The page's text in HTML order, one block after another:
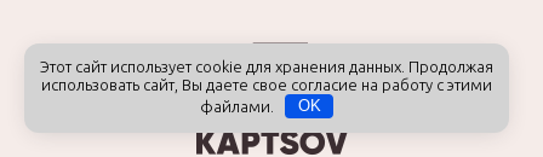
Этот сайт использует cookie для хранения данных. Продолжая
использовать сайт, Вы даете свое согласие на работу с этими
файлами.
OK